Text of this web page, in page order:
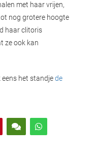
met haar vrijen,
nog grotere hoogte
haar clitoris
ze ook kan
eens het standjede